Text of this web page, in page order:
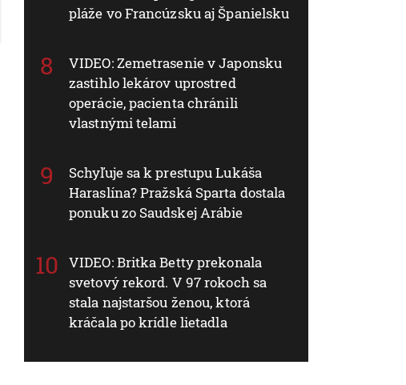
pláže vo Francúzsku aj Španielsku
VIDEO: Zemetrasenie v Japonsku
zastihlo lekárov uprostred
operácie, pacienta chránili
vlastnými telami
Schyľuje sa k prestupu Lukáša
Haraslína? Pražská Sparta dostala
ponuku zo Saudskej Arábie
VIDEO: Britka Betty prekonala
svetový rekord. V 97 rokoch sa
stala najstaršou ženou, ktorá
kráčala po krídle lietadla